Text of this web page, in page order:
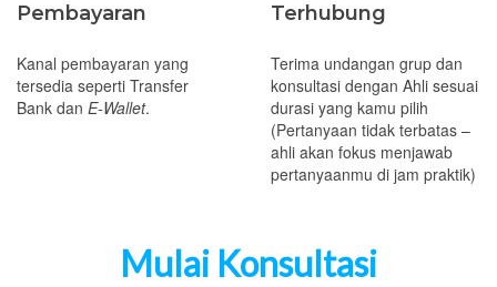
Pembayaran
Kanal pembayaran yang
tersedia seperti Transfer
Bank dan E-Wallet.
Terhubung
Terima undangan grup dan
konsultasi dengan Ahli sesuai
durasi yang kamu pilih
(Pertanyaan tidak terbatas –
ahli akan fokus menjawab
pertanyaanmu di jam praktik)
Mulai Konsultasi